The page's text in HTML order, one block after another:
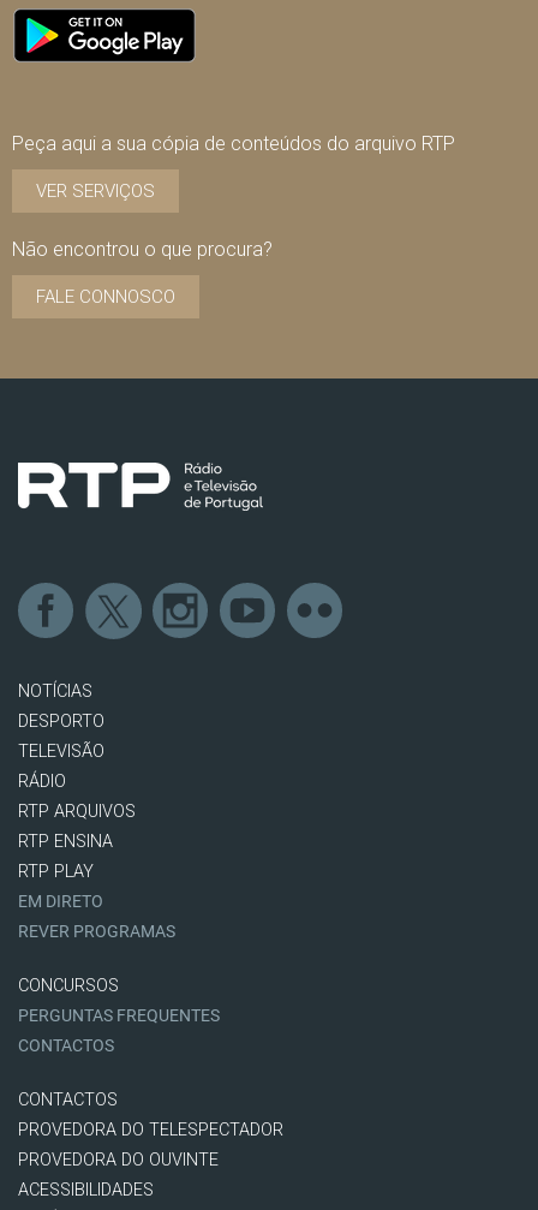
Peça aqui a sua cópia de conteúdos do arquivo RTP
VER SERVIÇOS
Não encontrou o que procura?
FALE CONNOSCO
NOTÍCIAS
DESPORTO
TELEVISÃO
RÁDIO
RTP ARQUIVOS
RTP ENSINA
RTP PLAY
EM DIRETO
REVER PROGRAMAS
CONCURSOS
PERGUNTAS FREQUENTES
CONTACTOS
CONTACTOS
PROVEDORA DO TELESPECTADOR
PROVEDORA DO OUVINTE
ACESSIBILIDADES